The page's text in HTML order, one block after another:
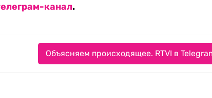
канал.
Объясняем происходящее. RTVI в